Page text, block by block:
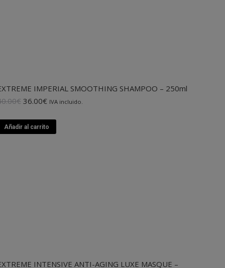
IMPERIAL SMOOTHING SHAMPOO – 250ml
€ El
original
era:
36.00€El
actual
es:
IVA incluido.
Añadir al carrito
INTENSIVE ANTI-AGING LUXE MASQUE –